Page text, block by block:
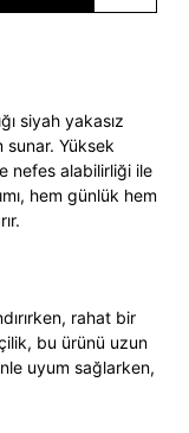
siyah yakasız
Yüksek
nefes alabilirliği ile
hem günlük hem
rahat bir
bu ürünü uzun
uyum sağlarken,